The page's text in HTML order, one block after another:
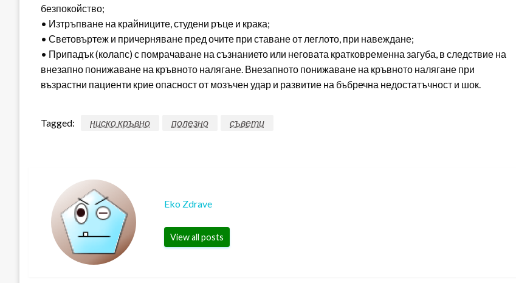
безпокойство;
• Изтръпване на крайниците, студени ръце и крака;
• Световъртеж и причерняване пред очите при ставане от леглото, при навеждане;
• Припадък (колапс) с помрачаване на съзнанието или неговата кратковременна загуба, в следствие на
внезапно понижаване на кръвното налягане. Внезапното понижаване на кръвното налягане при
възрастни пациенти крие опасност от мозъчен удар и развитие на бъбречна недостатъчност и шок.
Tagged: ниско кръвно полезно съвети
Eko Zdrave
View all posts